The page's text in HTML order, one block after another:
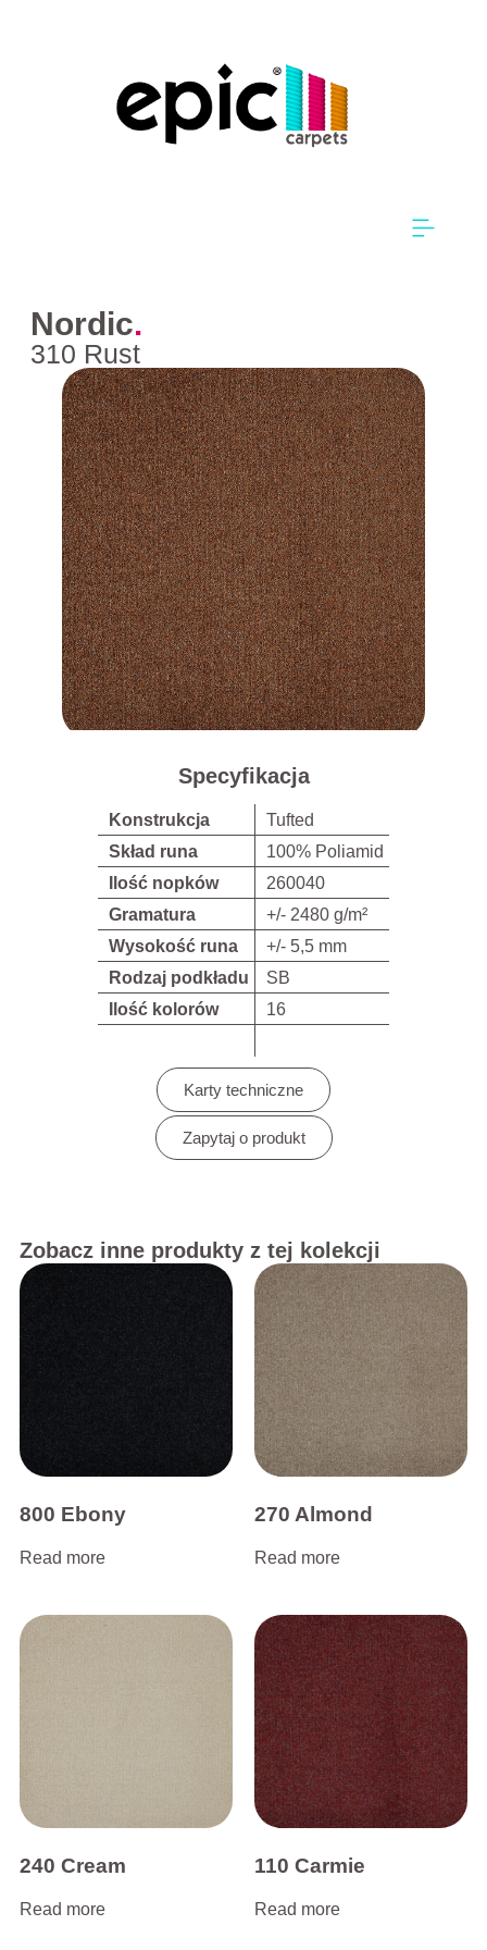
Nordic.
310 Rust
Specyfikacja
Konstrukcja
Tufted
Skład runa
100% Poliamid
Ilość nopków
260040
Gramatura
+/- 2480 g/m²
Wysokość runa
+/- 5,5 mm
Rodzaj podkładu
SB
Ilość kolorów
16
Karty techniczne
Zapytaj o produkt
Zobacz inne produkty z tej kolekcji
800 Ebony
Read more
270 Almond
Read more
240 Cream
Read more
110 Carmie
Read more